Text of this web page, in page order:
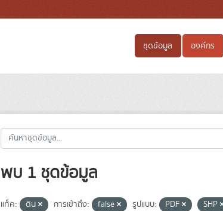
ชุดข้อมูล องค์กร
พบ 1 ชุดข้อมูล
แท็ค: ดิน การเข้าถึง: false รูปแบบ: PDF SHP